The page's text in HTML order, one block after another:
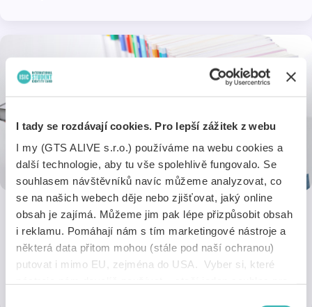
I tady se rozdávají cookies. Pro lepší zážitek z webu
I my (GTS ALIVE s.r.o.) používáme na webu cookies a
další technologie, aby tu vše spolehlivě fungovalo. Se
souhlasem návštěvníků navíc můžeme analyzovat, co
se na našich webech děje nebo zjišťovat, jaký online
obsah je zajímá. Můžeme jim pak lépe přizpůsobit obsah
i reklamu. Pomáhají nám s tím marketingové nástroje a
některá data přitom mohou (stále pod naší ochranou)
putovat i mimo EU, zejména do USA. Vyber si, které
Nakladatelství Sagit
Nakupuj úzetka o 20 % levněji a další právnickou literaturu se
slevou 10 %.
2 slevyOnline